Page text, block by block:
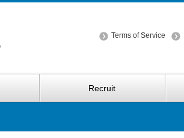
Terms of Service
Recruit